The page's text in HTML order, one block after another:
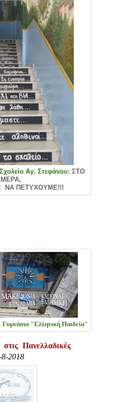
Αγ. Στεφάνου: ΣΤΟ
ΚΑΘΕ ΜΕΡΑ,
ΝΑ ΠΕΤΥΧΟΥΜΕ!!!
Γυμνάσιο "Ελληνική Παιδεία"
στις Πανελλαδικές
2018